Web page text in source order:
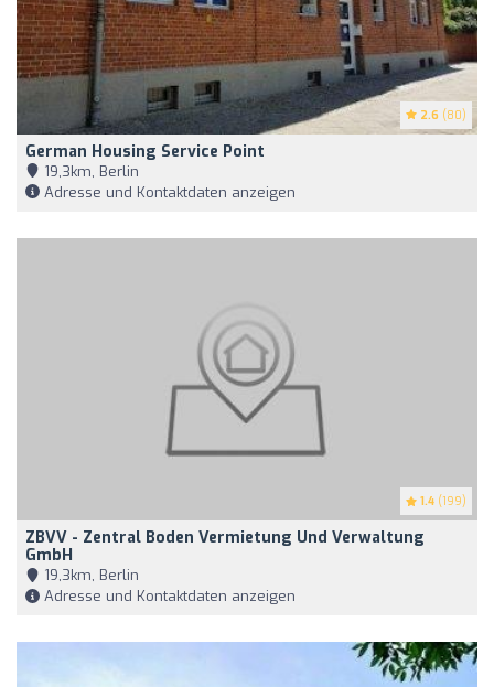
2.6 (80)
German Housing Service Point
19,3km, Berlin
Adresse und Kontaktdaten anzeigen
1.4 (199)
ZBVV - Zentral Boden Vermietung Und Verwaltung
GmbH
19,3km, Berlin
Adresse und Kontaktdaten anzeigen